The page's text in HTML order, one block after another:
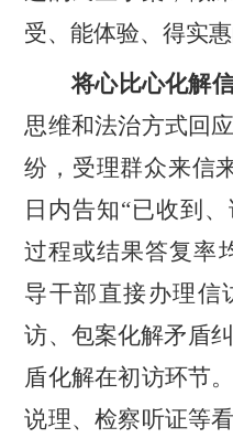
受、能体验、得实
将心比心化解信
思维和法治方式回
纷，受理群众来信
日内告知“已收到
过程或结果答复率
导干部直接办理信
访、包案化解矛盾
盾化解在初访环节
说理、检察听证等